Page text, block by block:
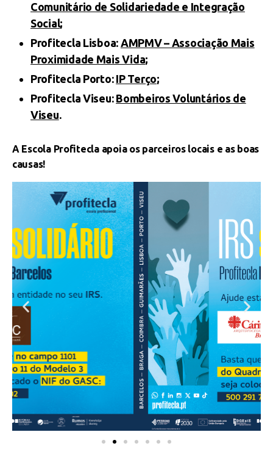
Comunitário de Solidariedade e Integração
Social;
Profitecla Lisboa: AMPMV – Associação Mais
Proximidade Mais Vida;
Profitecla Porto: IP Terço;
Profitecla Viseu: Bombeiros Voluntários de
Viseu.
A Escola Profitecla apoia os parceiros locais e as boas
causas!